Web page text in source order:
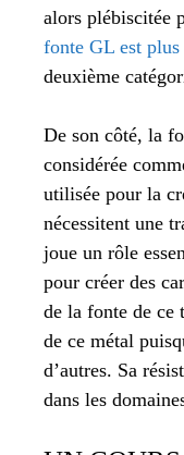
alors plébiscitée
fonte GL est
deuxième
De son côté, la
considérée
utilisée pour la
nécessitent une
joue un rôle
pour créer des
de la fonte de ce
de ce métal
d’autres. Sa
dans les